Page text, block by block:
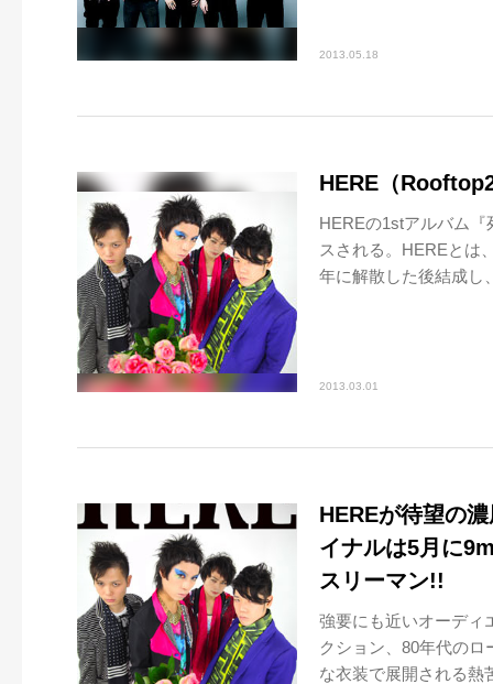
2013.05.18
HERE（
HEREの1stアルバム
スされる。HEREとは
年に解散した後結成し
2013.03.01
HEREが待望の
イナルは5月に
スリーマン!!
強要にも近いオーディ
クション、80年代の
な衣装で展開される熱